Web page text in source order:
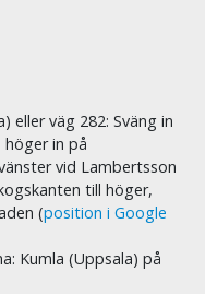
eller väg 282: Sväng in
in på
vid Lambertsson
till höger,
(position i Google
Kumla (Uppsala) på